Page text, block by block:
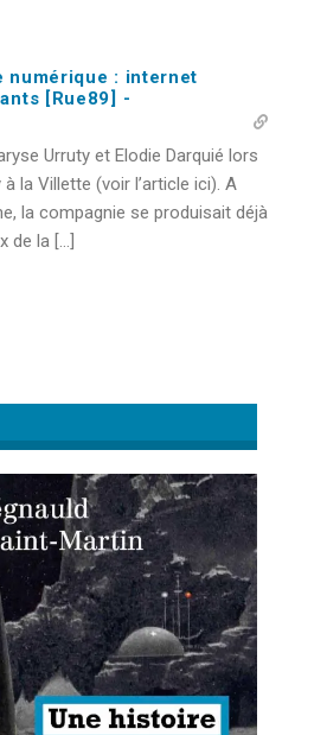
numérique : internet
[Rue89] -
Urruty et Elodie Darquié lors
à la Villette (voir l’article ici). A
la compagnie se produisait déjà
de la […]